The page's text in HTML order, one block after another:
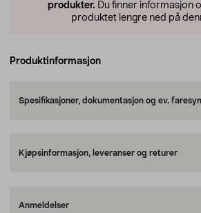
produkter. Du finner informasjon
produktet lengre ned på
Produktinformasjon
Spesifikasjoner, dokumentasjon og ev.
Kjøpsinformasjon, leveranser og returer
Anmeldelser